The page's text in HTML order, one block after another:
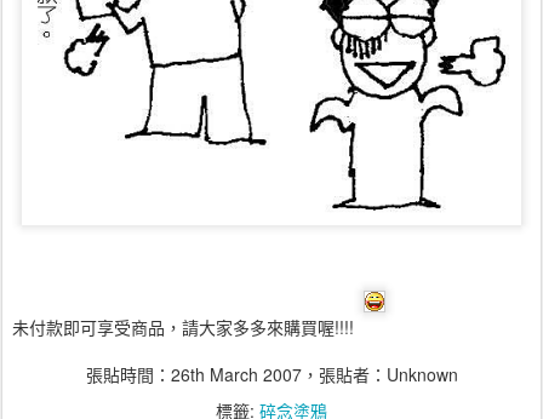
未付款即可享受商品，請大家多多來購買喔!!!!
張貼時間： 26th March 2007，張貼者：Unknown
標籤: 碎念塗鴉